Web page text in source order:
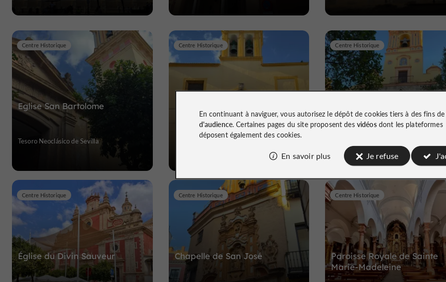
Eglise San Bartolome
Centre Historique
Tesoro Neoclásico de Sevilla
Centre Historique
L'âme du quartier de la Candelaria
Centre Historique
Église du Divin Sauveur
Centre Historique
Chapelle de San José
Centre Historique
Paroisse Royale de Sainte
Marie-Madeleine
Centre Historique
En continuant à naviguer, vous autorisez le dépôt de cookies tiers à des fins
d'audience. Certaines pages du site proposent des vidéosdont les plateformes
déposent également des cookies.
En savoir plus Je refuse